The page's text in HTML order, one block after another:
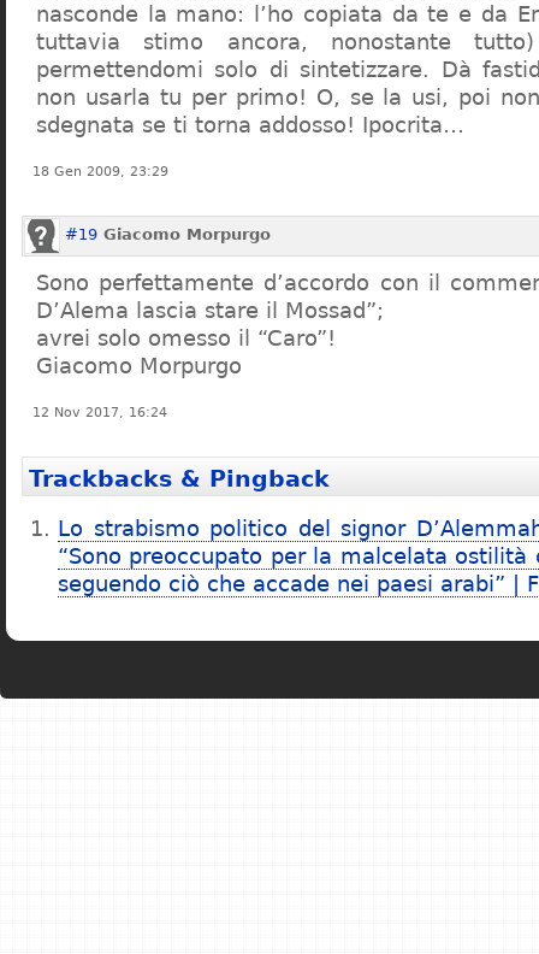
nasconde la mano: l’ho copiata da te e da
tuttavia stimo ancora, nonostante
permettendomi solo di sintetizzare. Dà
non usarla tu per primo! O, se la usi, poi
sdegnata se ti torna addosso! Ipocrita…
18 Gen 2009, 23:29
#19 Giacomo Morpurgo
Sono perfettamente d’accordo con il
D’Alema lascia stare il Mossad”;
avrei solo omesso il “Caro”!
Giacomo Morpurgo
12 Nov 2017, 16:24
Trackbacks & Pingback
Lo strabismo politico del signor
“Sono preoccupato per la malcelata ostilità
seguendo ciò che accade nei paesi arabi” |